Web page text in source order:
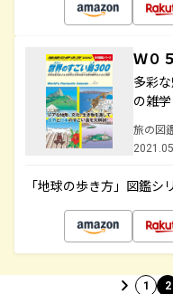
Ｗ０
多彩
の雑
旅の図
「地球の歩き方」図鑑シ
1 2